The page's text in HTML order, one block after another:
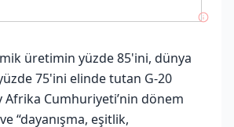
üretimin yüzde 85'ini, dünya
75'ini elinde tutan G-20
Afrika Cumhuriyeti’nin dönem
“dayanışma, eşitlik,